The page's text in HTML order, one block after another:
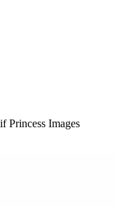
Princess Images